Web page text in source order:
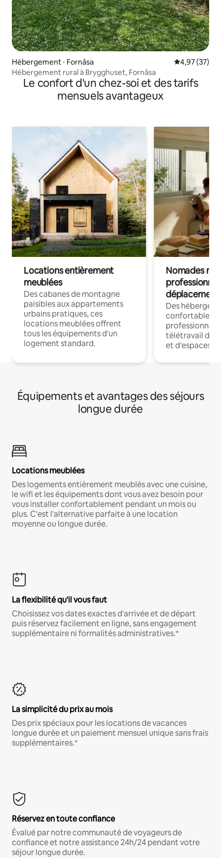
Hébergement ⋅ Fornåsa Évaluation
4,97 (37)
Hébergement rural à Brygghuset, Fornåsa
Le confort d'un chez-soi et des tarifs
mensuels avantageux
Locations entièrement
meublées
Des cabanes de montagne
paisibles aux appartements
urbains pratiques, ces
locations meublées offrent
tous les équipements d'un
logement standard.
Nomades
déplacement
Des
confortables
professionnels
télétravail
et d'espaces
Équipements et avantages des séjours
longue durée
Locations meublées
Des logements entièrement meublés avec une cuisine,
le wifi et les équipements dont vous avez besoin pour
vous installer confortablement pendant un mois ou
plus. C'est l'alternative parfaite à une location
moyenne ou longue durée.
La flexibilité qu'il vous faut
Choisissez vos dates exactes d'arrivée et de départ
puis réservez facilement en ligne, sans engagement
supplémentaire ni formalités administratives.*
La simplicité du prix au mois
Des prix spéciaux pour les locations de vacances
longue durée et un paiement mensuel unique sans frais
supplémentaires.*
Réservez en toute confiance
Évalué par notre communauté de voyageurs de
confiance et notre assistance 24h/24 pendant votre
séjour longue durée.